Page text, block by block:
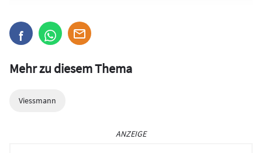
Mehr zu diesem Thema
Viessmann
ANZEIGE